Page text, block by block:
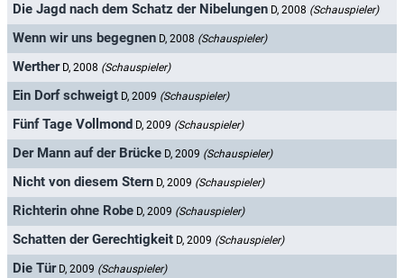
Die Jagd nach dem Schatz der Nibelungen D, 2008 (Schauspieler)
Wenn wir uns begegnen D, 2008 (Schauspieler)
Werther D, 2008 (Schauspieler)
Ein Dorf schweigt D, 2009 (Schauspieler)
Fünf Tage Vollmond D, 2009 (Schauspieler)
Der Mann auf der Brücke D, 2009 (Schauspieler)
Nicht von diesem Stern D, 2009 (Schauspieler)
Richterin ohne Robe D, 2009 (Schauspieler)
Schatten der Gerechtigkeit D, 2009 (Schauspieler)
Die Tür D, 2009 (Schauspieler)